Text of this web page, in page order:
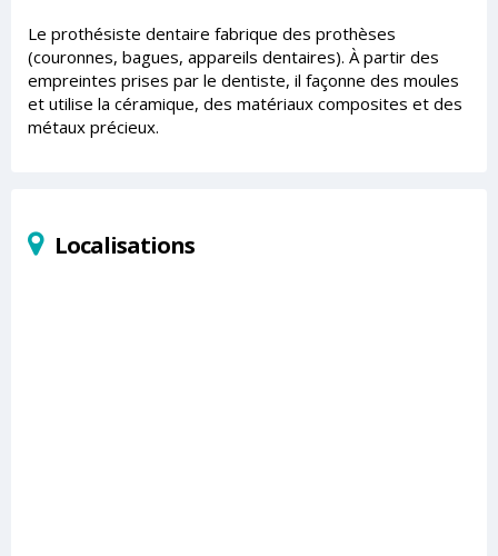
Le prothésiste dentaire fabrique des prothèses
(couronnes, bagues, appareils dentaires). À partir des
empreintes prises par le dentiste, il façonne des moules
et utilise la céramique, des matériaux composites et des
métaux précieux.
Localisations